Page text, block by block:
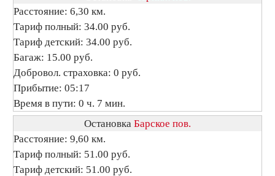
Расстояние: 6,30 км.
Тариф полный: 34.00 руб.
Тариф детский: 34.00 руб.
Багаж: 15.00 руб.
Добровол. страховка: 0 руб.
Прибытие: 05:17
Время в пути: 0 ч. 7 мин.
Остановка Барское пов.
Расстояние: 9,60 км.
Тариф полный: 51.00 руб.
Тариф детский: 51.00 руб.